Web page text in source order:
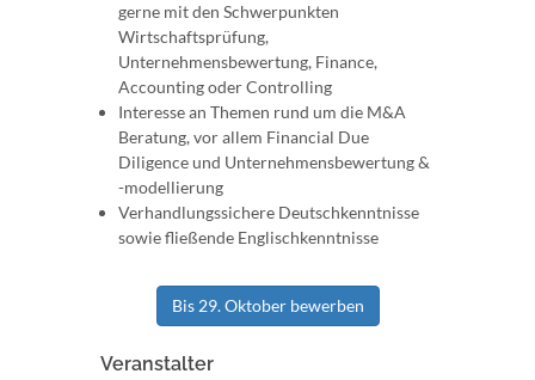
gerne mit den Schwerpunkten
Wirtschaftsprüfung,
Unternehmensbewertung, Finance,
Accounting oder Controlling
Interesse an Themen rund um die M&A
Beratung, vor allem Financial Due
Diligence und Unternehmensbewertung &
-modellierung
Verhandlungssichere Deutschkenntnisse
sowie fließende Englischkenntnisse
Bis 29. Oktober bewerben
Veranstalter